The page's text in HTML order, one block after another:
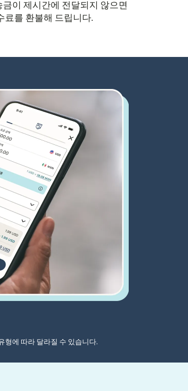
금이 제시간에 전달되지 않으면
료를 환불해 드립니다.
형에 따라 달라질 수 있습니다.